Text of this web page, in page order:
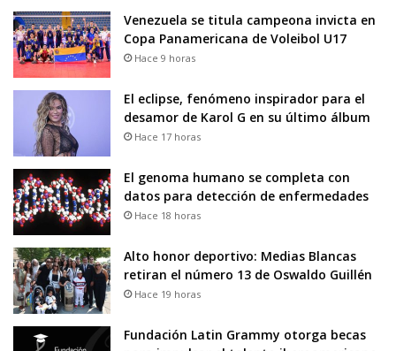
Venezuela se titula campeona invicta en
Copa Panamericana de Voleibol U17
Hace 9 horas
El eclipse, fenómeno inspirador para el
desamor de Karol G en su último álbum
Hace 17 horas
El genoma humano se completa con
datos para detección de enfermedades
Hace 18 horas
Alto honor deportivo: Medias Blancas
retiran el número 13 de Oswaldo Guillén
Hace 19 horas
Fundación Latin Grammy otorga becas